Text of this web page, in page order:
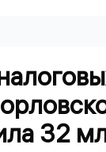
32